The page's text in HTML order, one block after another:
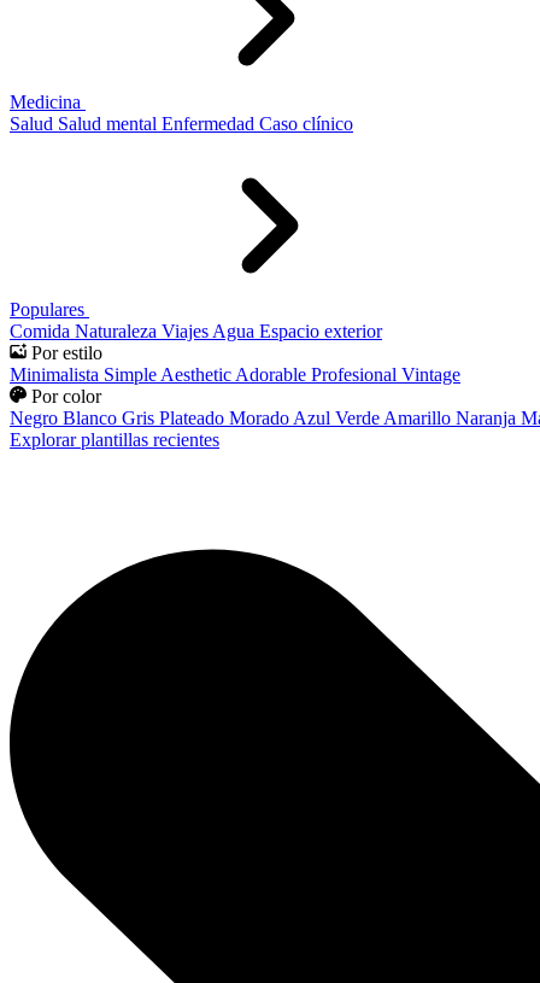
Medicina
Salud Salud mental Enfermedad Caso clínico
Populares
Comida Naturaleza Viajes Agua Espacio exterior
Por estilo
Minimalista Simple Aesthetic Adorable Profesional Vintage
Por color
Negro Blanco Gris Plateado Morado Azul Verde Amarillo Naranja
Explorar plantillas recientes